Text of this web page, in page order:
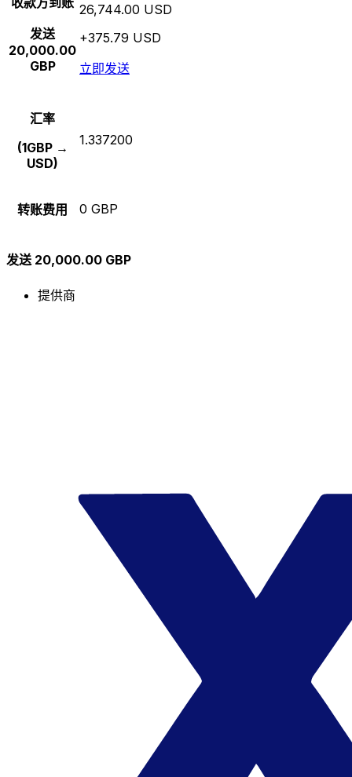
发送
20,000.00
GBP
26,744.00 USD
+375.79 USD
立即发送
汇率
(1GBP →
USD)
1.337200
转账费用 0 GBP
发送 20,000.00 GBP
提供商